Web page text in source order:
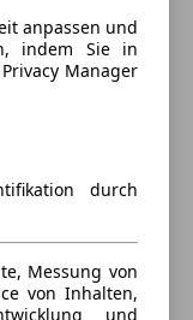
anpassen und
indem Sie in
Manager
durch
Messung von
von Inhalten,
und